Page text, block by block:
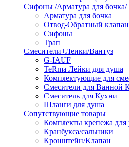
Сифоны /Арматура для
Арматура для бочка
Отвод-Обратный
Сифоны
Трап
Смесители+Лейки/Вантуз
G-IAUF
TeRma Лейки для душа
Комплектующие для
Смесители для Ванной
Смеситель для Кухни
Шланги для душа
Сопутствующие товары
Комплекты крепежа для
Кранбукса/сальники
Кронштейн/Клапан